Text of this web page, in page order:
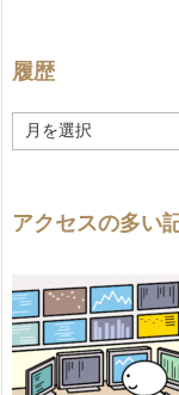
履歴
歴
アクセスの多い